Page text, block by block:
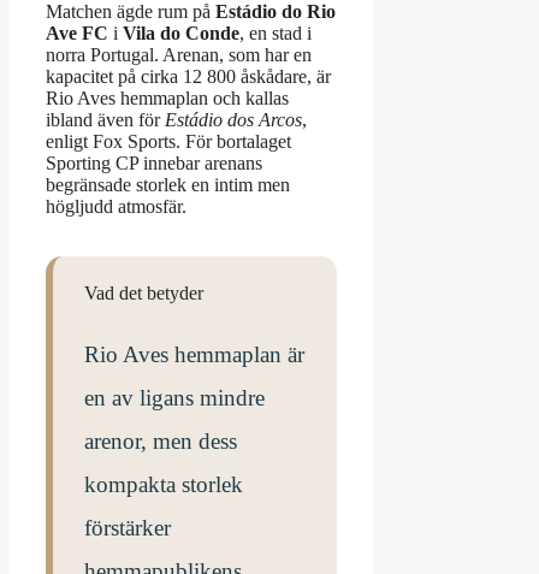
Matchen ägde rum på Estádio do Rio
Ave FC i Vila do Conde, en stad i
norra Portugal. Arenan, som har en
kapacitet på cirka 12 800 åskådare, är
Rio Aves hemmaplan och kallas
ibland även för Estádio dos Arcos,
enligt Fox Sports. För bortalaget
Sporting CP innebar arenans
begränsade storlek en intim men
högljudd atmosfär.
Vad det betyder
Rio Aves hemmaplan är
en av ligans mindre
arenor, men dess
kompakta storlek
förstärker